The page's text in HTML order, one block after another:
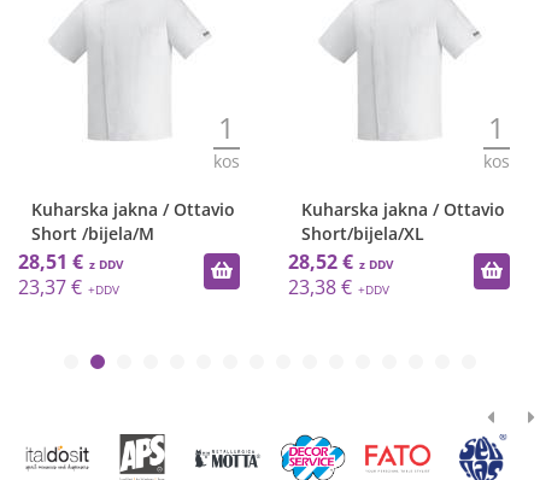
1
kos
Kuharska jakna / Ottavio
Short /bijela/M
28,51 €
23,37 €
1
kos
Kuharska jakna / Ottavio
Short/bijela/XL
28,52 €
23,38 €